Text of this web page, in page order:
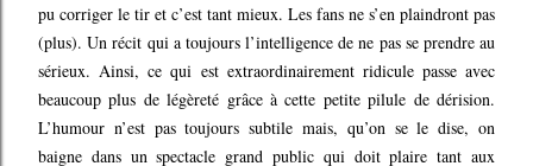
pu corriger le tir et c’est tant mieux. Les fans ne s’en plaindront pas
(plus). Un récit qui a toujours l’intelligence de ne pas se prendre au
sérieux. Ainsi, ce qui est extraordinairement ridicule passe avec
beaucoup plus de légèreté grâce à cette petite pilule de dérision.
L’humour n’est pas toujours subtile mais, qu’on se le dise, on
baigne dans un spectacle grand public qui doit plaire tant aux